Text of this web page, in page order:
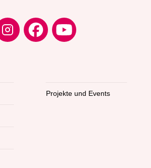
Projekte und Events